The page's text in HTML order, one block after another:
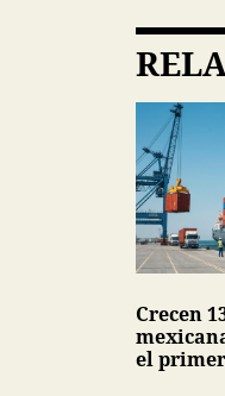
Crecen
el primer